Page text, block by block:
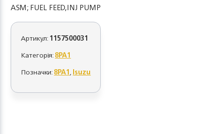
ASM; FUEL FEED,INJ PUMP
Артикул:1157500031
Категорія:8PA1
Позначки:8PA1,Isuzu